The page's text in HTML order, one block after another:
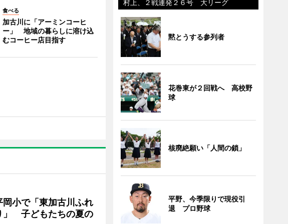
食べる
加古川に「アーミンコーヒ
ー」 地域の暮らしに溶け込
むコーヒー店目指す
岡小で「東加古川ふれ
」 子どもたちの夏の
村上、２戦連発２６号 大リーグ
黙とうする参列者
花巻東が２回戦へ 高校野
球
核廃絶願い「人間の鎖」
平野、今季限りで現役引
退 プロ野球